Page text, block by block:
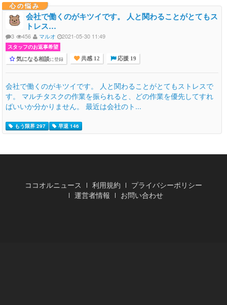
心の悩み
会社で働くのがキツイです。 人と関わることがとてもス
トレス…
3 456 マルオ 2021-05-30 11:49
スタッフのお返事希望
気になる相談に登録 共感 12 応援 19
会社で働くのがキツイです。 人と関わることがとてもストレスで
す。 マルチタスクの作業を振られると、どの作業を優先してすれ
ばいいか分かりません。 最近は会社のト...
もう限界 297 早退 146
ココオルニュース 利用規約
プライバシーポリシー
運営者情報
お問い合わせ